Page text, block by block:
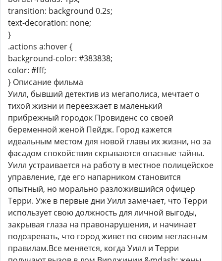
transition: background 0.2s;
text-decoration: none;
}
.actions a:hover {
background-color: #383838;
color: #fff;
} Описание фильма
Уилл, бывший детектив из мегаполиса, мечтает о
тихой жизни и переезжает в маленький
прибрежный городок Провиденс со своей
беременной женой Пейдж. Город кажется
идеальным местом для новой главы их жизни, но за
фасадом спокойствия скрываются опасные тайны.
Уилл устраивается на работу в местное полицейское
управление, где его напарником становится
опытный, но морально разложившийся офицер
Терри. Уже в первые дни Уилл замечает, что Терри
использует свою должность для личной выгоды,
закрывая глаза на правонарушения, и начинает
подозревать, что город живет по своим негласным
правилам.Все меняется, когда Уилл и Терри